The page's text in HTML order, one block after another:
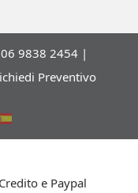
9838 2454 |
Preventivo
e Paypal